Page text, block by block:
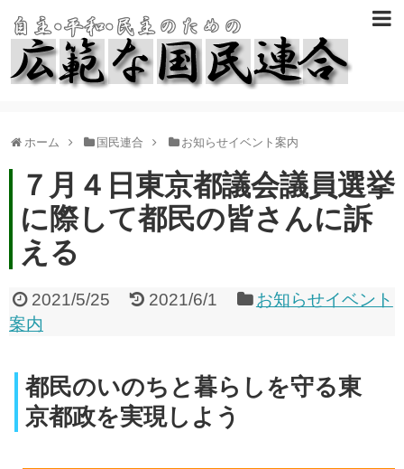
ホーム 国民連合 お知らせイベント案内
７月４日東京都議会議員選挙
に際して都民の皆さんに訴
える
2021/5/25 2021/6/1
お知らせイベント
案内
都民のいのちと暮らしを守る東
京都政を実現しよう